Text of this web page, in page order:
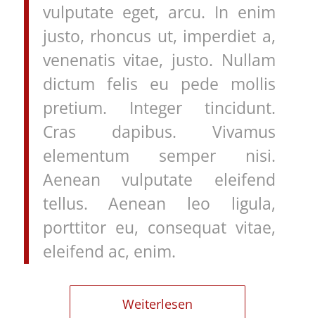
vulputate eget, arcu. In enim
justo, rhoncus ut, imperdiet a,
venenatis vitae, justo. Nullam
dictum felis eu pede mollis
pretium. Integer tincidunt.
Cras dapibus. Vivamus
elementum semper nisi.
Aenean vulputate eleifend
tellus. Aenean leo ligula,
porttitor eu, consequat vitae,
eleifend ac, enim.
Weiterlesen